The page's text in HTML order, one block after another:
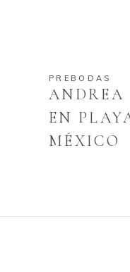
PREBODAS
ANDREA
EN
MÉXICO